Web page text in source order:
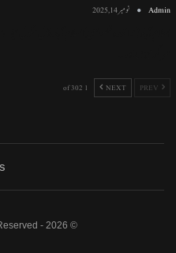
Admin نومبر 14, 2025
NEXT
1 of 302
© 2026 - KPAS. All Rights Reserved.